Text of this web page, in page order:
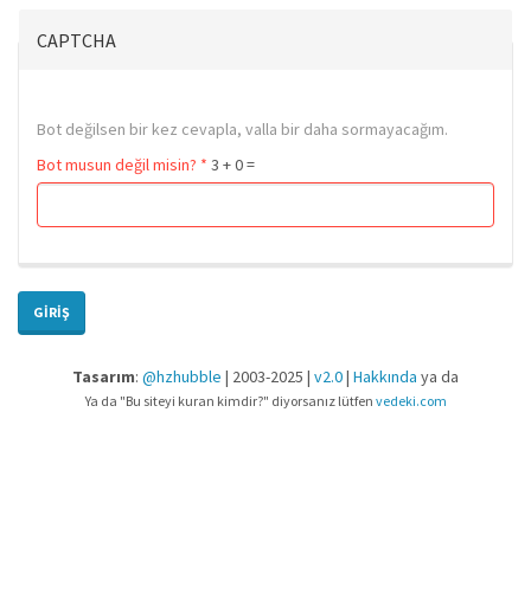
CAPTCHA
Bot değilsen bir kez cevapla, valla bir daha sormayacağım.
Bot musun değil misin? * 3 + 0 =
GIRIŞ
Tasarım: @hzhubble | 2003-2025 | v2.0| Hakkında ya da
Ya da "Bu siteyi kuran kimdir?" diyorsanız lütfen vedeki.com